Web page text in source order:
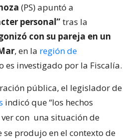
(PS) apuntó a
personal”tras la
con su pareja en un
, en la región de
es investigado por la Fiscalía.
pública, el legislador de
indicó que “los hechos
con una situación de
produjo en el contexto de